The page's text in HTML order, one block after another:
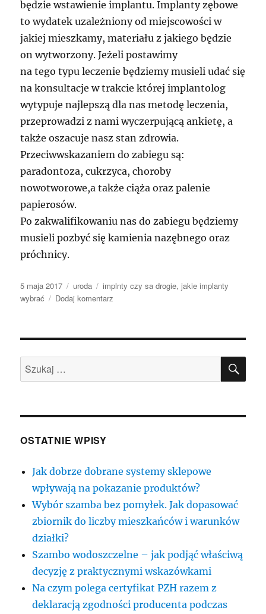
będzie wstawienie implantu. Implanty zębowe
to wydatek uzależniony od miejscowości w
jakiej mieszkamy, materiału z jakiego będzie
on wytworzony. Jeżeli postawimy
na tego typu leczenie będziemy musieli udać się
na konsultacje w trakcie której implantolog
wytypuje najlepszą dla nas metodę leczenia,
przeprowadzi z nami wyczerpującą ankietę, a
także oszacuje nasz stan zdrowia.
Przeciwwskazaniem do zabiegu są:
paradontoza, cukrzyca, choroby
nowotworowe,a także ciąża oraz palenie
papierosów.
Po zakwalifikowaniu nas do zabiegu będziemy
musieli pozbyć się kamienia nazębnego oraz
próchnicy.
Data
publikacji
5 maja 2017 Kategorie
uroda Tagi
implnty czy sa drogie,jakie implanty
wybrać
Dodaj komentarz
zęby
godny
przepiękny
Szukaj:
OSTATNIE WPISY
Jak dobrze dobrane systemy sklepowe
wpływają na pokazanie produktów?
Wybór szamba bez pomyłek. Jak dopasować
zbiornik do liczby mieszkańców i warunków
działki?
Szambo wodoszczelne – jak podjąć właściwą
decyzję z praktycznymi wskazówkami
Na czym polega certyfikat PZH razem z
deklaracją zgodności producenta podczas